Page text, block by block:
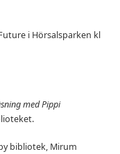
Future i Hörsalsparken kl
med Pippi
bibliotek, Mirum